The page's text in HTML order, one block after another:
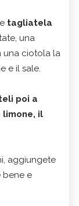
tagliatela
una
una ciotola la
e il sale.
poi a
limone, il
aggiungete
bene e